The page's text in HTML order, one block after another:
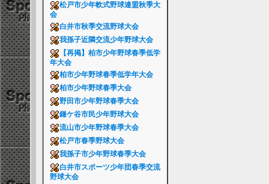
松戸市少年軟式野球連盟秋季大
会
白井市秋季交流野球大会
我孫子近隣交流少年野球大会
【再掲】柏市少年野球春季低学
年大会
柏市少年野球春季低学年大会
柏市少年野球春季大会
野田市少年野球春季大会
鎌ケ谷市民少年野球大会
流山市少年野球春季大会
松戸市春季野球大会
我孫子市少年野球春季大会
白井市スポーツ少年団春季交流
野球大会